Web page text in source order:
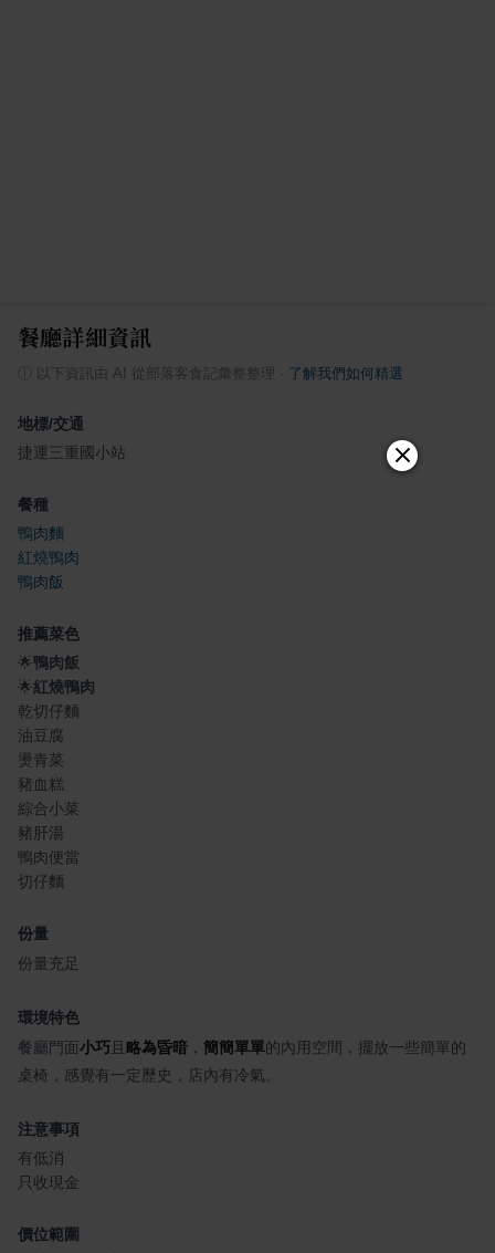
餐廳詳細資訊
以下資訊由 AI 從部落客食記彙整整理 了解我們如何精選
地標/交通
捷運三重國小站
餐種
鴨肉麵
紅燒鴨肉
鴨肉飯
推薦菜色
🌟鴨肉飯
🌟紅燒鴨肉
乾切仔麵
油豆腐
燙青菜
豬血糕
綜合小菜
豬肝湯
鴨肉便當
切仔麵
份量
份量充足
環境特色
餐廳門面小巧 且 略為昏暗 ， 簡簡單單的內用空間，擺放一些簡單的
桌椅，感覺有一定歷史，店內有冷氣。
注意事項
有低消
只收現金
價位範圍